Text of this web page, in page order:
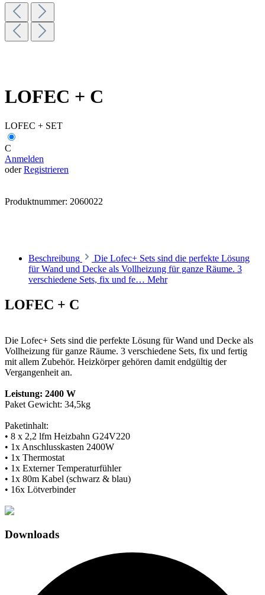
LOFEC + C
LOFEC + SET
C
Anmelden
oderRegistrieren
Produktnummer: 2060022
Beschreibung
Die Lofec+ Sets sind die perfekte Lösung
für Wand und Decke als Vollheizung für ganze Räume. 3
verschiedene Sets, fix und fe… Mehr
LOFEC + C
Die Lofec+ Sets sind die perfekte Lösung für Wand und Decke als
Vollheizung für ganze Räume. 3 verschiedene Sets, fix und fertig
mit allem Zubehör. Heizkörper gehören damit endgültig der
Vergangenheit an.
Leistung: 2400 W
Paket Gewicht: 34,5kg
Paketinhalt:
• 8 x 2,2 lfm Heizbahn G24V220
• 1x Anschlusskasten 2400W
• 1x Thermostat
• 1x Externer Temperaturfühler
• 1x 80m Kabel (schwarz & blau)
• 16x Lötverbinder
Downloads